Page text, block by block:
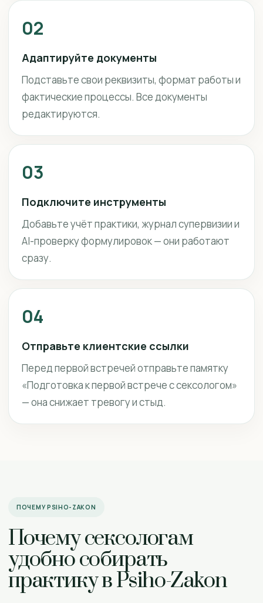
02
Адаптируйте документы
Подставьте свои реквизиты, формат работы и
фактические процессы. Все документы
редактируются.
03
Подключите инструменты
Добавьте учёт практики, журнал супервизии и
AI-проверку формулировок — они работают
сразу.
04
Отправьте клиентские ссылки
Перед первой встречей отправьте памятку
«Подготовка к первой встрече с сексологом»
— она снижает тревогу и стыд.
ПОЧЕМУ PSIHO-ZAKON
Почему сексологам
удобно собирать
практику в Psiho-Zakon